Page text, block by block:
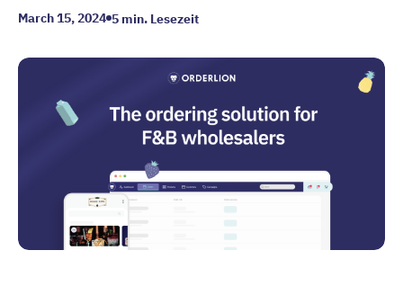
March 15, 2024 5 min. Lesezeit